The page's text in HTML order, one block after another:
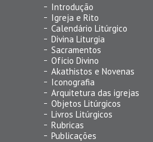
Introdução
Igreja e Rito
Calendário Litúrgico
Divina Liturgia
Sacramentos
Ofício Divino
Akathistos e Novenas
Iconografia
Arquitetura das igrejas
Objetos Litúrgicos
Livros Litúrgicos
Rubricas
Publicações